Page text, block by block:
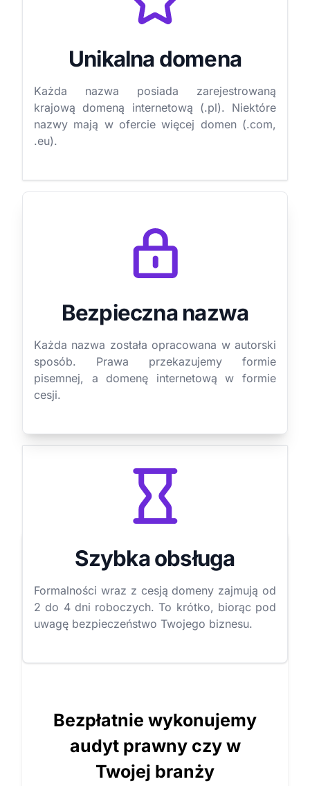
Unikalna domena
Każda nazwa posiada zarejestrowaną
krajową domeną internetową (.pl). Niektóre
nazwy mają w ofercie więcej domen (.com,
.eu).
Bezpieczna nazwa
Każda nazwa została opracowana w autorski
sposób. Prawa przekazujemy formie
pisemnej, a domenę internetową w formie
cesji.
Szybka obsługa
Formalności wraz z cesją domeny zajmują od
2 do 4 dni roboczych. To krótko, biorąc pod
uwagę bezpieczeństwo Twojego biznesu.
Bezpłatnie wykonujemy
audyt prawny czy w
Twojej branży